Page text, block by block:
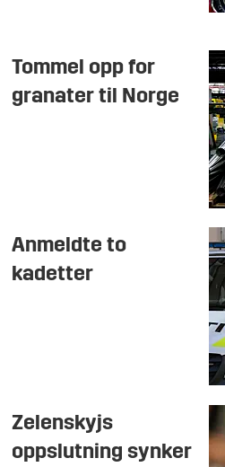
Tommel opp for
granater til Norge
Anmeldte to
kadetter
Zelenskyjs
oppslutning synker